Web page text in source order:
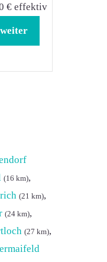
€ effektiv
weiter
(16 km),
(21 km),
(24 km),
(27 km),